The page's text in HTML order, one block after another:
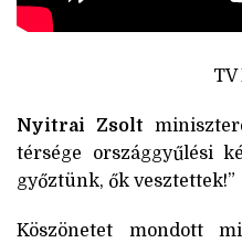
TV
Nyitrai Zsolt
térsége országgyűlési
győztünk, ők vesztettek!”
Köszönetet mondott